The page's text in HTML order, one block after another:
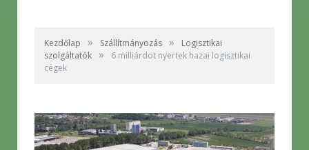
Kezdőlap » Szállítmányozás »
Logisztikai
szolgáltatók »
6 milliárdot nyertek hazai logisztikai
cégek